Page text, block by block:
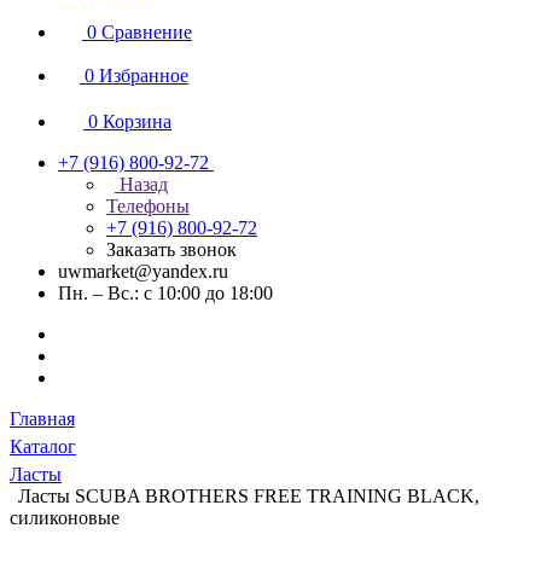
0 Сравнение
0 Избранное
0 Корзина
+7 (916) 800-92-72
Назад
Телефоны
+7 (916) 800-92-72
Заказать звонок
uwmarket@yandex.ru
Пн. – Вс.: с 10:00 до 18:00
Главная
Каталог
Ласты
Ласты SCUBA BROTHERS FREE TRAINING BLACK,
силиконовые